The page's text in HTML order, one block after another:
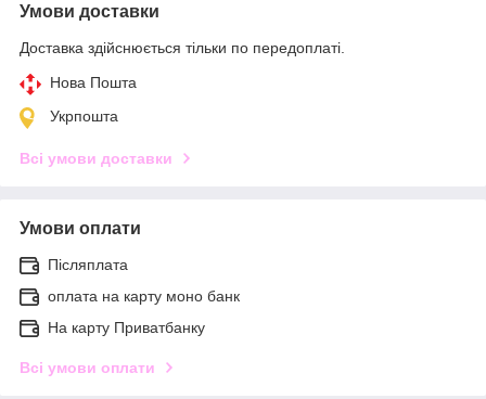
Умови доставки
Доставка здійснюється тільки по передоплаті.
Нова Пошта
Укрпошта
Всі умови доставки
Умови оплати
Післяплата
оплата на карту моно банк
На карту Приватбанку
Всі умови оплати